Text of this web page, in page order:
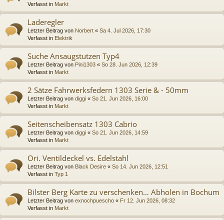
Verfasst in Markt
Laderegler
Letzter Beitrag von Norbert « Sa 4. Jul 2026, 17:30
Verfasst in Elektrik
Suche Ansaugstutzen Typ4
Letzter Beitrag von Pini1303 « So 28. Jun 2026, 12:39
Verfasst in Markt
2 Sätze Fahrwerksfedern 1303 Serie & - 50mm
Letzter Beitrag von diggi « So 21. Jun 2026, 16:00
Verfasst in Markt
Seitenscheibensatz 1303 Cabrio
Letzter Beitrag von diggi « So 21. Jun 2026, 14:59
Verfasst in Markt
Ori. Ventildeckel vs. Edelstahl
Letzter Beitrag von Black Desire « So 14. Jun 2026, 12:51
Verfasst in Typ 1
Bilster Berg Karte zu verschenken… Abholen in Bochum
Letzter Beitrag von exnochpuescho « Fr 12. Jun 2026, 08:32
Verfasst in Markt